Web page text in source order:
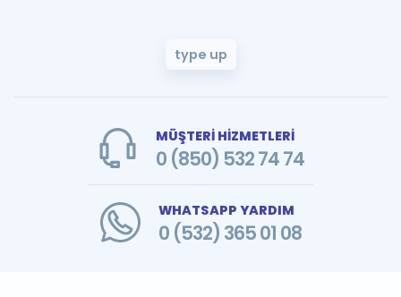
type up
MÜŞTERİ HİZMETLERİ
0 (850) 532 74 74
WHATSAPP YARDIM
0 (532) 365 01 08